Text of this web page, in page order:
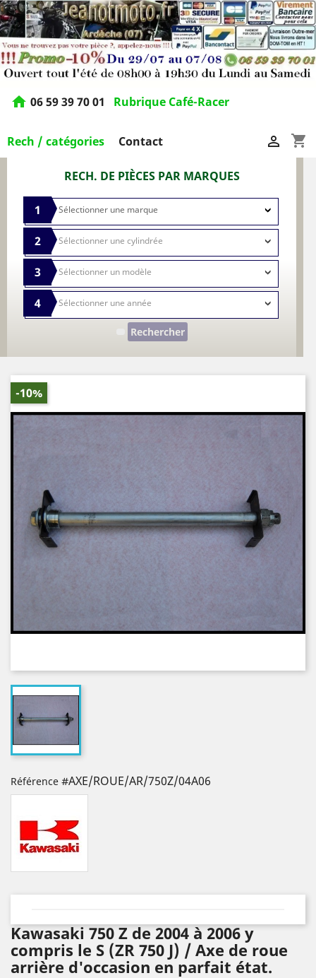
home 06 59 39 70 01 Rubrique Café-Racer
Rech / catégories Contact shopping_cart

RECH. DE PIÈCES PAR MARQUES
1
2
3
4
Rechercher
-10%
Référence #AXE/ROUE/AR/750Z/04A06
Kawasaki 750 Z de 2004 à 2006 y
compris le S (ZR 750 J) / Axe de roue
arrière d'occasion en parfait état.